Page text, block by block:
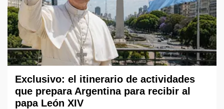
Exclusivo: el itinerario de actividades
que prepara Argentina para recibir al
papa León XIV